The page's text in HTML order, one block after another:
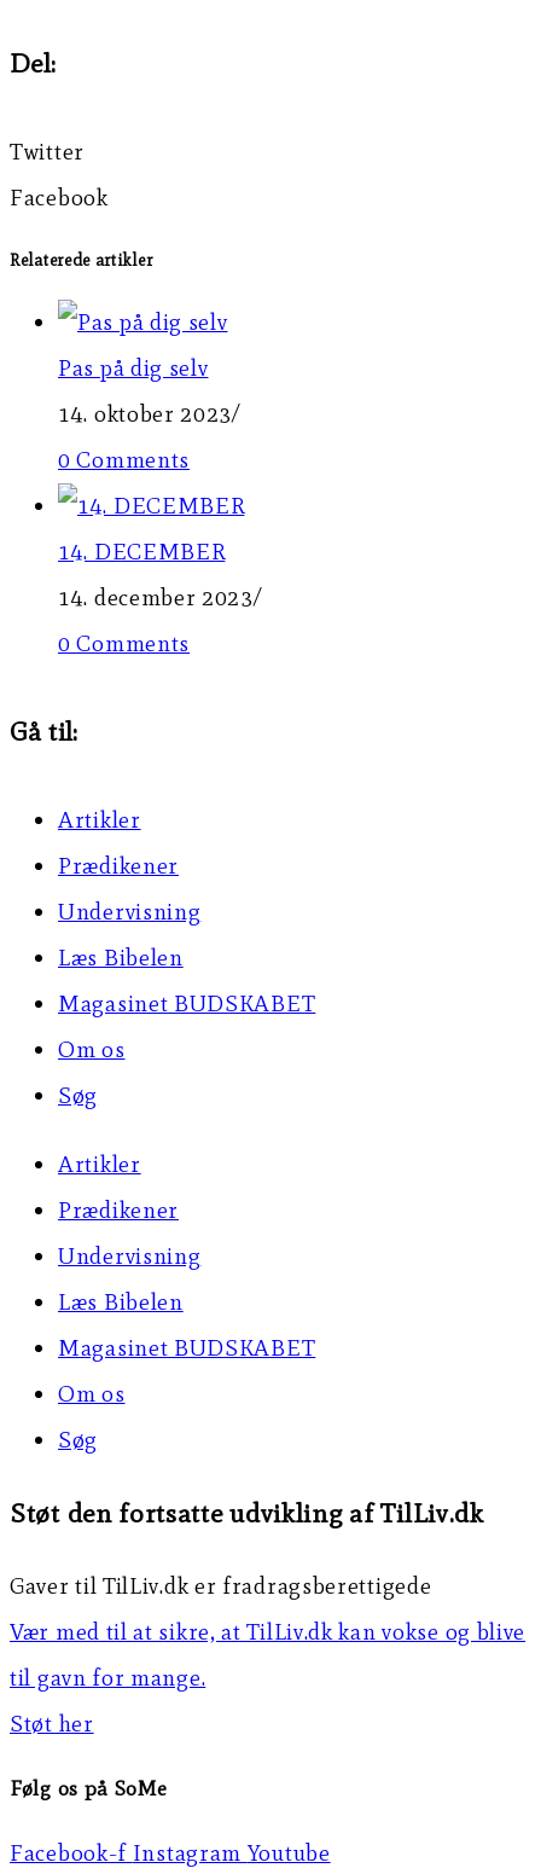
Del:
Twitter
Facebook
Relaterede artikler
Pas på dig selv
14. oktober 2023/
0 Comments
14. DECEMBER
14. december 2023/
0 Comments
Gå til:
Artikler
Prædikener
Undervisning
Læs Bibelen
Magasinet BUDSKABET
Om os
Søg
Artikler
Prædikener
Undervisning
Læs Bibelen
Magasinet BUDSKABET
Om os
Søg
Støt den fortsatte udvikling af TilLiv.dk
Gaver til TilLiv.dk er fradragsberettigede
Vær med til at sikre, at TilLiv.dk kan vokse og blive
til gavn for mange.
Støt her
Følg os på SoMe
Facebook-f Instagram Youtube